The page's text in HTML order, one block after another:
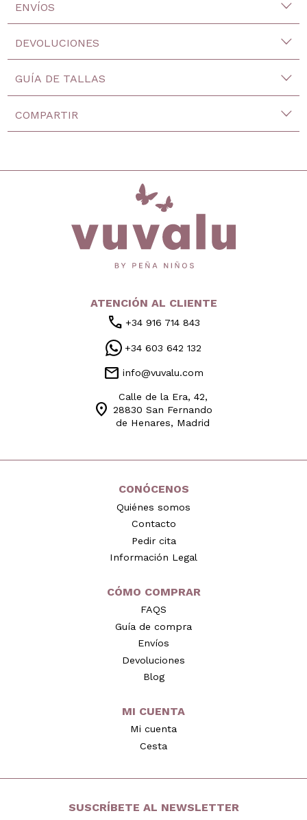
ENVÍOS
DEVOLUCIONES
GUÍA DE TALLAS
COMPARTIR
ATENCIÓN AL CLIENTE
call +34 916 714 843
+34 603 642 132
mail info@vuvalu.com
location_on
Calle de la Era, 42,
28830 San Fernando
de Henares, Madrid
CONÓCENOS
Quiénes somos
Contacto
Pedir cita
Información Legal
CÓMO COMPRAR
FAQS
Guía de compra
Envíos
Devoluciones
Blog
MI CUENTA
Mi cuenta
Cesta
SUSCRÍBETE AL NEWSLETTER